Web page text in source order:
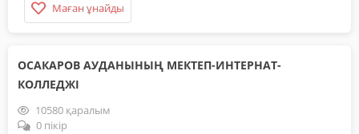
Маған ұнайды
ОСАКАРОВ АУДАНЫНЫҢ МЕКТЕП-ИНТЕРНАТ-
КОЛЛЕДЖІ
10580 қаралым
0 пікір